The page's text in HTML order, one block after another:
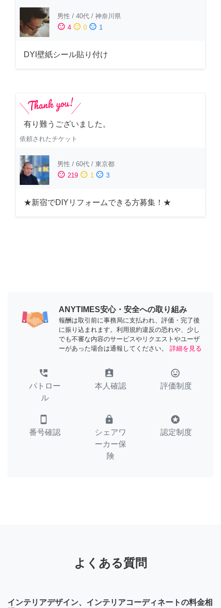
男性 / 40代 / 神奈川県
sentiment_satisfied 4 sentiment_neutral 0 sentiment_dissatisfied 1
DYI壁紙シール貼り付け
有り難うございました。
依頼されたチケット
男性 / 60代 / 東京都
sentiment_satisfied 219 sentiment_neutral 1 sentiment_dissatisfied 3
★新宿でDIYリフォームできる方募集！★
ANYTIMES安心・安全への取り組み
報酬は取引前に事務局に支払われ、評価・完了後
に振り込まれます。利用規約違反の恐れや、少し
でも不審な内容のサービスやリクエストやユーザ
ーがあった場合は通報してください。
詳細を見る
perm_phone_msg
パトロー
ル
assignment_ind
本人確認
tag_faces
評価制度
smartphone
番号確認
lock
シェアワ
ーカー保
険
stars
認定制度
よくある質問
インテリアデザイン、インテリアコーディネートの料金相